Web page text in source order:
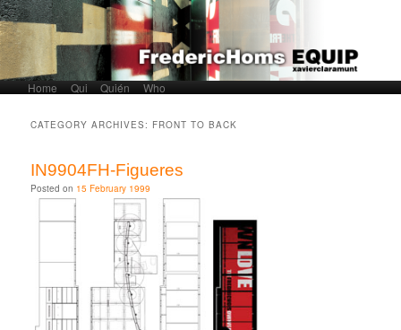
Main menuSkip to primary content
Skip to secondary content
Home Qui Quién Who
CATEGORY ARCHIVES: FRONT TO BACK
IN9904FH-Figueres
Posted on 15 February 1999